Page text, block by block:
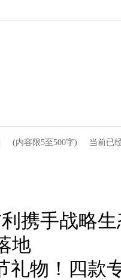
(内容限5至500字) 当前已
携手战略
地
礼物！四款